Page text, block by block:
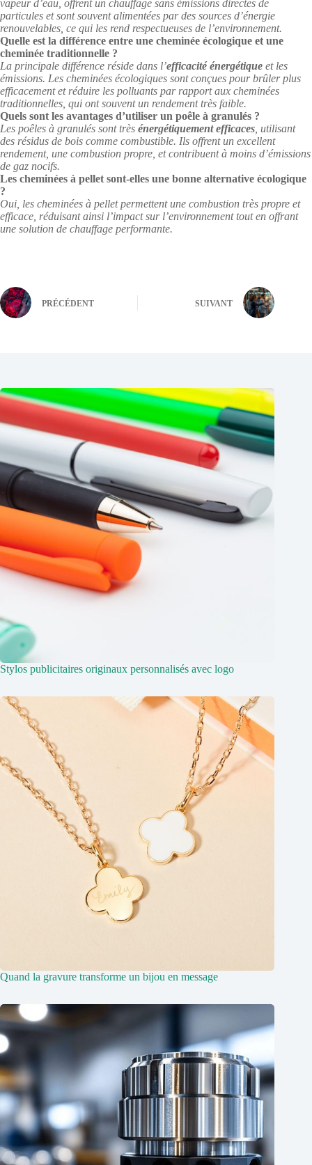
vapeur d’eau, offrent un chauffage sans émissions directes de
particules et sont souvent alimentées par des sources d’énergie
renouvelables, ce qui les rend respectueuses de l’environnement.
Quelle est la différence entre une cheminée écologique et une
cheminée traditionnelle ?
La principale différence réside dans l’efficacité énergétique et les
émissions. Les cheminées écologiques sont conçues pour brûler plus
efficacement et réduire les polluants par rapport aux cheminées
traditionnelles, qui ont souvent un rendement très faible.
Quels sont les avantages d’utiliser un poêle à granulés ?
Les poêles à granulés sont très énergétiquement efficaces , utilisant
des résidus de bois comme combustible. Ils offrent un excellent
rendement, une combustion propre, et contribuent à moins d’émissions
de gaz nocifs.
Les cheminées à pellet sont-elles une bonne alternative écologique
?
Oui, les cheminées à pellet permettent une combustion très propre et
efficace, réduisant ainsi l’impact sur l’environnement tout en offrant
une solution de chauffage performante.
PRÉCÉDENT SUIVANT
Stylos publicitaires originaux personnalisés avec logo
Quand la gravure transforme un bijou en message